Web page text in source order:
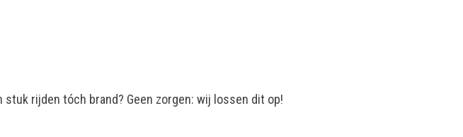
rijden tóch brand? Geen zorgen: wij lossen dit op!